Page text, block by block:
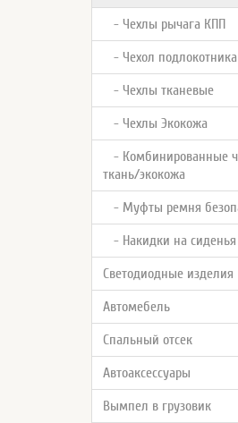
- Чехлы рычага КПП
- Чехол подлокотника
- Чехлы тканевые
- Чехлы Экокожа
- Комбинированные
ткань/экокожа
- Муфты ремня
- Накидки на сиденья
Светодиодные изделия
Автомебель
Спальный отсек
Автоаксессуары
Вымпел в грузовик